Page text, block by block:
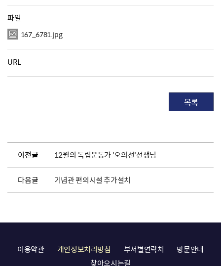
파일
167_6781.jpg
URL
목록
이전글 12월의 독립운동가 '오의선'선생님
다음글 기념관 편의시설 추가설치
이용약관 개인정보처리방침 부서별연락처
방문안내
찾아오시는길